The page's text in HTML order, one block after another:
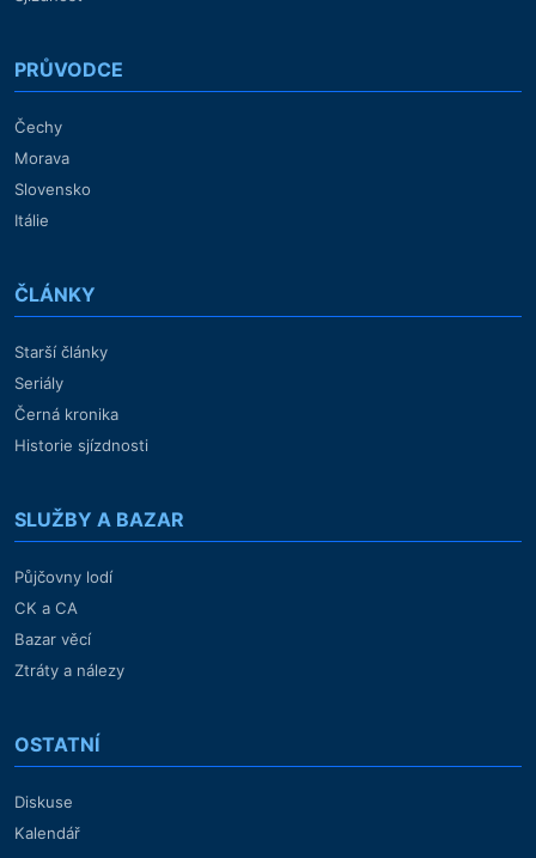
PRŮVODCE
Čechy
Morava
Slovensko
Itálie
ČLÁNKY
Starší články
Seriály
Černá kronika
Historie sjízdnosti
SLUŽBY A BAZAR
Půjčovny lodí
CK a CA
Bazar věcí
Ztráty a nálezy
OSTATNÍ
Diskuse
Kalendář